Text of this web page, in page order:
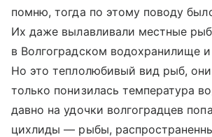
помню, тогда по этому поводу
Их даже вылавливали местные
в Волгоградском водохранилище
Но это теплолюбивый вид рыб, они
только понизилась температура
давно на удочки волгоградцев
цихлиды — рыбы,